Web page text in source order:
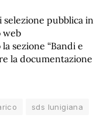
selezione pubblica in
web
sezione “Bandi e
la documentazione
sds lunigiana